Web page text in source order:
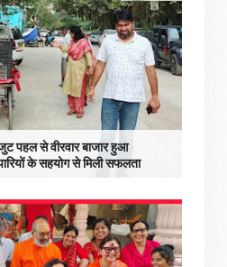
पहल से वीरवार बाजार हुआ
के सहयोग से मिली सफलता